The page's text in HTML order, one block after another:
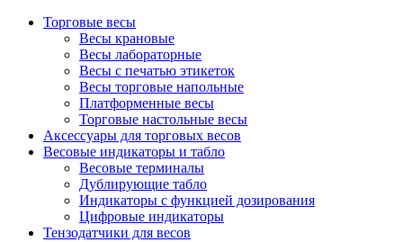
Торговые весы
Весы крановые
Весы лабораторные
Весы с печатью этикеток
Весы торговые напольные
Платформенные весы
Торговые настольные весы
Аксессуары для торговых весов
Весовые индикаторы и табло
Весовые терминалы
Дублирующие табло
Индикаторы с функцией дозирования
Цифровые индикаторы
Тензодатчики для весов